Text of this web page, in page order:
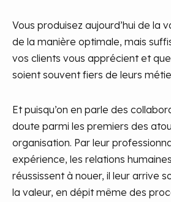
Vous produisez aujourd’hui de la
de la manière optimale, mais
vos clients vous apprécient et
soient souvent fiers de leurs
Et puisqu’on en parle des
doute parmi les premiers des
organisation. Par leur
expérience, les relations
réussissent à nouer, il leur arrive
la valeur, en dépit même des